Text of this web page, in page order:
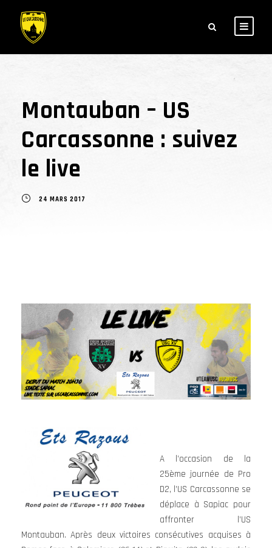
Montauban – US
Carcassonne : suivez
le live
24 MARS 2017
A l’occasion de la
25ème journée de Pro
D2, l’US Carcassonne se
déplace à Sapiac pour
affronter l’US
Montauban. Après deux victoires consécutives acquises à